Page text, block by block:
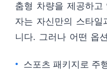
춤형 차량을 제공하고
자는 자신만의 스타
니다. 그러나 어떤 옵
스포츠 패키지로 주